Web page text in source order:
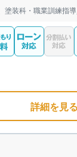
塗装科・職業訓練指
詳細を見る